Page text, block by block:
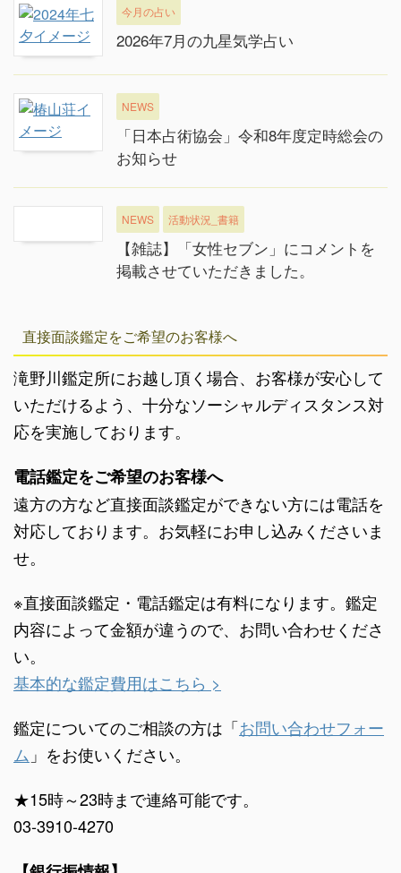
今月の占い
2026年7月の九星気学占い
NEWS
「日本占術協会」令和8年度定時総会の
お知らせ
NEWS 活動状況_書籍
【雑誌】「女性セブン」にコメントを
掲載させていただきました。
直接面談鑑定をご希望のお客様へ
滝野川鑑定所にお越し頂く場合、お客様が安心して
いただけるよう、十分なソーシャルディスタンス対
応を実施しております。
電話鑑定をご希望のお客様へ
遠方の方など直接面談鑑定ができない方には電話を
対応しております。お気軽にお申し込みくださいま
せ。
※直接面談鑑定・電話鑑定は有料になります。鑑定
内容によって金額が違うので、お問い合わせくださ
い。
基本的な鑑定費用はこちら >
鑑定についてのご相談の方は「お問い合わせフォー
ム 」をお使いください。
★15時～23時まで連絡可能です。
03-3910-4270